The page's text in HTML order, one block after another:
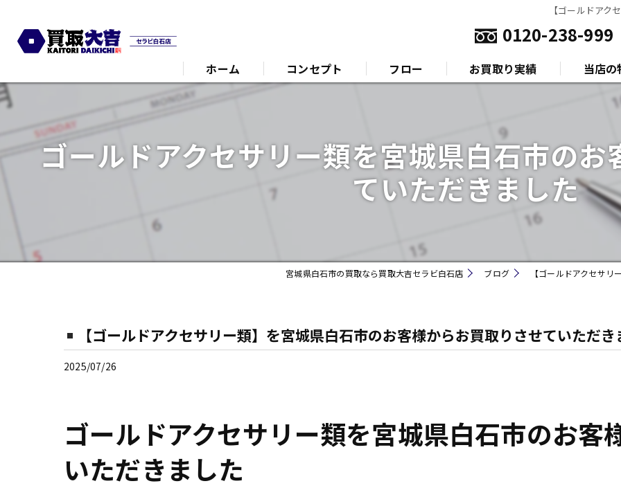
【ゴールドアク
0120-238-999
ホーム コンセプト フロー お買取り実績 当店の
プラチナ
ダイヤモ
ブランド
時計
ゴールドアクセサリー類を宮城県白石市の
ていただきました
宮城県白石市の買取なら買取大吉セラビ白石店 ブログ 【ゴールドアクセサ
【ゴールドアクセサリー類】を宮城県白石市のお客様からお買取りさせていただき
2025/07/26
ゴールドアクセサリー類を宮城県白石市のお客
いただきました